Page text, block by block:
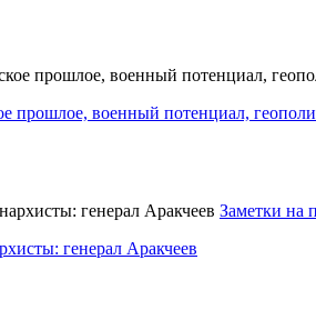
прошлое, военный потенциал,
Заметки на
генерал Аракчеев